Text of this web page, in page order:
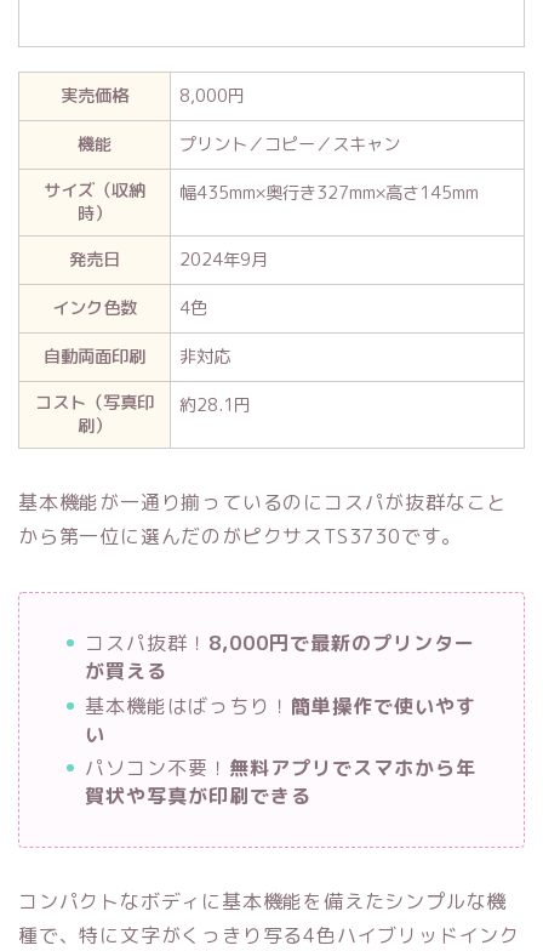
実売価格
8,000円
機能
プリント／コピー／スキャン
サイズ（収納
時）
幅435mm×奥行き327mm×高さ145mm
発売日
2024年9月
インク色数
4色
自動両面印刷
非対応
コスト（写真印
刷）
約28.1円
基本機能が一通り揃っているのにコスパが抜群なこと
から第一位に選んだのがピクサスTS3730です。
コスパ抜群！ 8,000円で最新のプリンター
が買える
基本機能はばっちり！ 簡単操作で使いやす
い
パソコン不要！ 無料アプリでスマホから年
賀状や写真が印刷できる
コンパクトなボディに基本機能を備えたシンプルな機
種で、特に文字がくっきり写る4色ハイブリッドインク